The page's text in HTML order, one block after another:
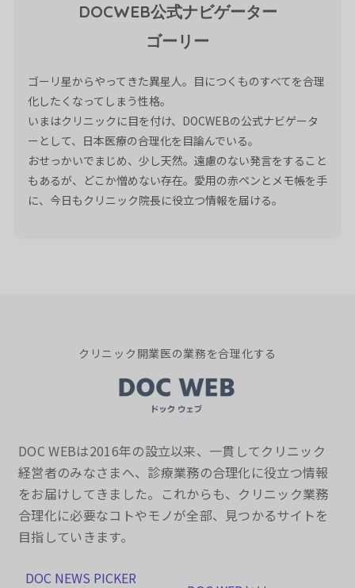
DOCWEB公式ナビゲーター
ゴーリー
ゴーリ星からやってきた異星人。目につくものすべてを合理
化したくなってしまう性格。
いまはクリニックに目を付け、DOCWEBの公式ナビゲータ
ーとして、日本医療の合理化を目論んでいる。
おせっかいでまじめ、少し天然。遠慮のない発言をすること
もあるが、どこか憎めない存在。愛用の赤ペンとメモ帳を手
に、今日もクリニック院長に役立つ情報を届ける。
クリニック開業医の業務を合理化する
DOC WEBは2016年の設立以来、一貫してクリニック
経営者のみなさまへ、診療業務の合理化に役立つ情報
をお届けしてきました。これからも、クリニック業務
合理化に必要なコトやモノが全部、見つかるサイトを
目指していきます。
DOC NEWS PICKER